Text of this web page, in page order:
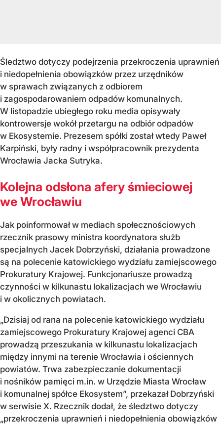
Śledztwo dotyczy podejrzenia przekroczenia uprawnień
i niedopełnienia obowiązków przez urzędników
w sprawach związanych z odbiorem
i zagospodarowaniem odpadów komunalnych.
W listopadzie ubiegłego roku media opisywały
kontrowersje wokół przetargu na odbiór odpadów
w Ekosystemie. Prezesem spółki został wtedy Paweł
Karpiński, były radny i współpracownik prezydenta
Wrocławia Jacka Sutryka.
Kolejna odsłona afery śmieciowej
we Wrocławiu
Jak poinformował w mediach społecznościowych
rzecznik prasowy ministra koordynatora służb
specjalnych Jacek Dobrzyński, działania prowadzone
są na polecenie katowickiego wydziału zamiejscowego
Prokuratury Krajowej. Funkcjonariusze prowadzą
czynności w kilkunastu lokalizacjach we Wrocławiu
i w okolicznych powiatach.
„Dzisiaj od rana na polecenie katowickiego wydziału
zamiejscowego Prokuratury Krajowej agenci CBA
prowadzą przeszukania w kilkunastu lokalizacjach
między innymi na terenie Wrocławia i ościennych
powiatów. Trwa zabezpieczanie dokumentacji
i nośników pamięci m.in. w Urzędzie Miasta Wrocław
i komunalnej spółce Ekosystem”, przekazał Dobrzyński
w serwisie X. Rzecznik dodał, że śledztwo dotyczy
„przekroczenia uprawnień i niedopełnienia obowiązków